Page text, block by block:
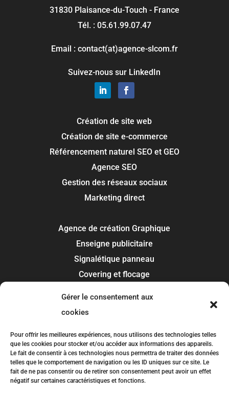
Gérer le consentement aux
cookies
Pour offrir les meilleures expériences, nous utilisons des technologies telles
que les cookies pour stocker et/ou accéder aux informations des appareils.
Le fait de consentir à ces technologies nous permettra de traiter des données
telles que le comportement de navigation ou les ID uniques sur ce site. Le
fait de ne pas consentir ou de retirer son consentement peut avoir un effet
négatif sur certaines caractéristiques et fonctions.
31830 Plaisance-du-Touch - France
Tél. : 05.61.99.07.47
Email : contact(at)agence-slcom.fr
Suivez-nous sur LinkedIn
Création de site web
Création de site e-commerce
Référencement naturel SEO et GEO
Agence SEO
Gestion des réseaux sociaux
Marketing direct
Agence de création Graphique
Enseigne publicitaire
Signalétique panneau
Covering et flocage
Toulouse
Colomiers
Blagnac
Tournefeuille